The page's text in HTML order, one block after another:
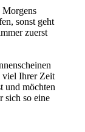
sonst geht
zuerst
viel Ihrer Zeit
und möchten
sich so eine